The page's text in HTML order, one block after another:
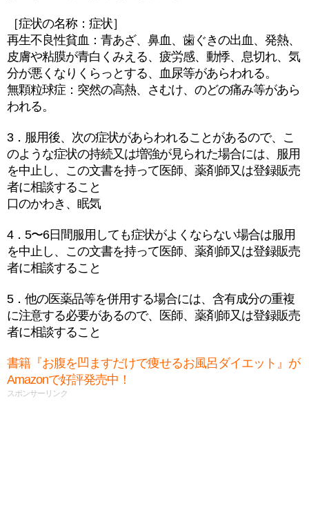
［症状の名称：症状］
再生不良性貧血：青あざ、鼻血、歯ぐきの出血、発熱、
皮膚や粘膜が青白くみえる、疲労感、動悸、息切れ、気
分が悪くなりくらっとする、血尿等があらわれる。
無顆粒球症：突然の高熱、さむけ、のどの痛み等があら
われる。
3．服用後、次の症状があらわれることがあるので、こ
のような症状の持続又は増強が見られた場合には、服用
を中止し、この文書を持って医師、薬剤師又は登録販売
者に相談すること
口のかわき、眠気
4．5〜6日間服用しても症状がよくならない場合は服用
を中止し、この文書を持って医師、薬剤師又は登録販売
者に相談すること
5．他の医薬品等を併用する場合には、含有成分の重複
に注意する必要があるので、医師、薬剤師又は登録販売
者に相談すること
書籍『お腹を凹ますだけで痩せるお風呂ダイエット』が
Amazonで好評発売中！
スポンサーリンク